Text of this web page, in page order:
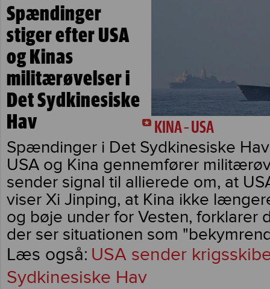
Spændinger
stiger efter USA
og Kinas
militærøvelser i
Det Sydkinesiske
Hav
KINA – USA
Spændinger i Det Sydkinesiske
USA og Kina gennemfører
sender signal til allierede om, at
viser Xi Jinping, at Kina ikke
og bøje under for Vesten, forklarer
der ser situationen som
USA sender
Sydkinesiske Hav